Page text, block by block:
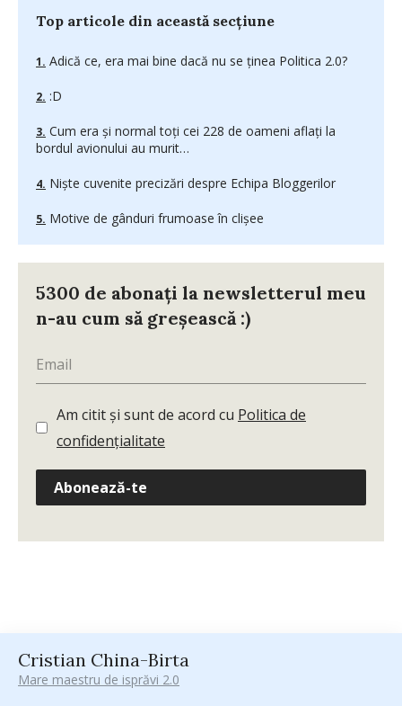
Top articole din această secțiune
Adică ce, era mai bine dacă nu se ţinea Politica 2.0?
:D
Cum era şi normal toţi cei 228 de oameni aflaţi la
bordul avionului au murit…
Nişte cuvenite precizări despre Echipa Bloggerilor
Motive de gânduri frumoase în clişee
5300 de abonați la newsletterul meu
n-au cum să greșească :)
Am citit și sunt de acord cu Politica de
confidențialitate
Abonează-te
Cristian China-Birta
Mare maestru de isprăvi 2.0